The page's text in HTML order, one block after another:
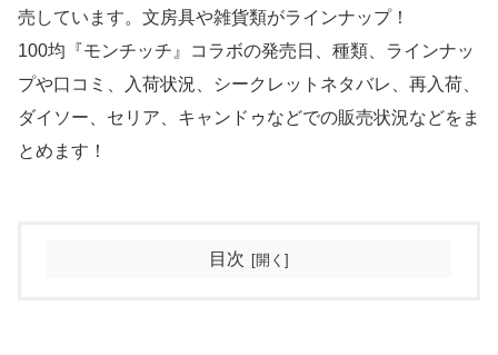
売しています。文房具や雑貨類がラインナップ！
100均『モンチッチ』コラボの発売日、種類、ラインナッ
プや口コミ、入荷状況、シークレットネタバレ、再入荷、
ダイソー、セリア、キャンドゥなどでの販売状況などをま
とめます！
目次